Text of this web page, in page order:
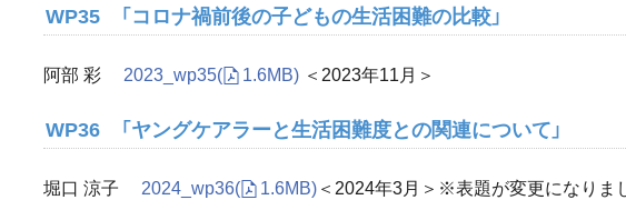
WP35 「コロナ禍前後の子どもの生活困難の比較」
阿部 彩 2023_wp35( 1.6MB)＜2023年11月＞
WP36 「ヤングケアラーと生活困難度との関連について」
堀口 涼子 2024_wp36( 1.6MB)＜2024年3月＞※表題が変更になりま